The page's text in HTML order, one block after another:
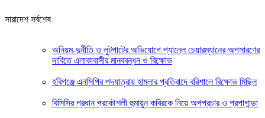
সারাদেশ সর্বশেষ
অনিয়ম-দুর্নীতি ও লুটপাটের অভিযোগে প্যানেল চেয়ারম্যানের অপসারণের
দাবিতে এলাকাবাসীর মানববন্ধন ও বিক্ষোভ
হবিগঞ্জে এনসিপির পদযাত্রায় হামলার প্রতিবাদে বরিশালে বিক্ষোভ মিছিল
বিসিসির প্রধান প্রকৌশলী হুমায়ুন কবিরকে নিয়ে অপপ্রচার ও প্রপাগান্ডা